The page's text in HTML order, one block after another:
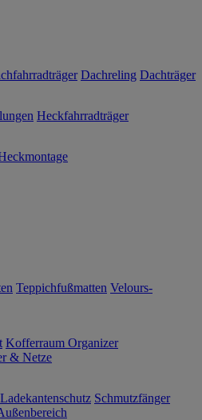
Dachreling Dachträger
Heckfahrradträger
Teppichfußmatten Velours-
Kofferraum Organizer
& Netze
Ladekantenschutz Schmutzfänger